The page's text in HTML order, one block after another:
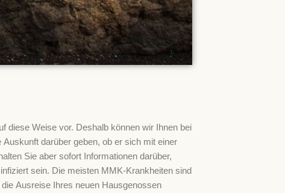
diese Weise vor. Deshalb können wir Ihnen bei
darüber geben, ob er sich mit einer
Sie aber sofort Informationen darüber,
sein. Die meisten MMK-Krankheiten sind
Ausreise Ihres neuen Hausgenossen